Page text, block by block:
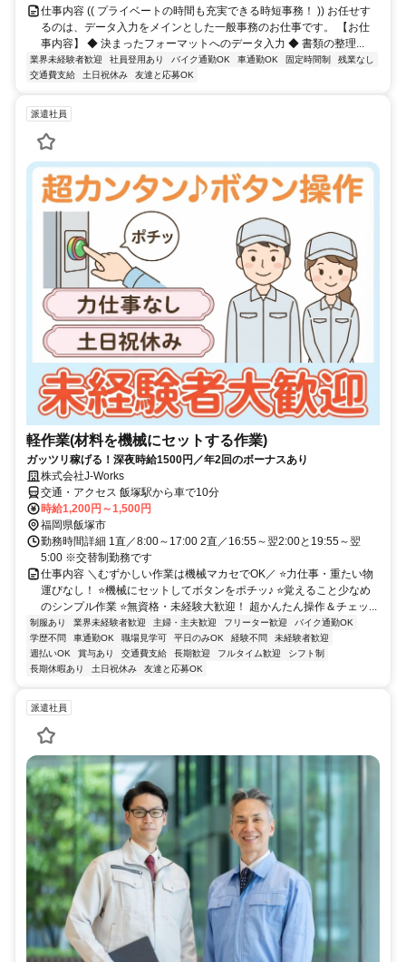
仕事内容 (( プライベートの時間も充実できる時短事務！ )) お任せす
るのは、データ入力をメインとした一般事務のお仕事です。 【お仕
事内容】 ◆ 決まったフォーマットへのデータ入力 ◆ 書類の整理...
業界未経験者歓迎 社員登用あり バイク通勤OK 車通勤OK 固定時間制
残業なし
交通費支給
土日祝休み 友達と応募OK
派遣社員
軽作業(材料を機械にセットする作業)
ガッツリ稼げる！深夜時給1500円／年2回のボーナスあり
株式会社J-Works
交通・アクセス 飯塚駅から車で10分
時給1,200円～1,500円
福岡県飯塚市
勤務時間詳細 1直／8:00～17:00 2直／16:55～翌2:00と19:55～翌
5:00 ※交替制勤務です
仕事内容 ＼むずかしい作業は機械マカセでOK／ ⭐力仕事・重たい物
運びなし！ ⭐機械にセットしてボタンをポチッ♪ ⭐覚えること少なめ
のシンプル作業 ⭐無資格・未経験大歓迎！ 超かんたん操作＆チェッ...
制服あり 業界未経験者歓迎 主婦・主夫歓迎 フリーター歓迎
バイク通勤OK
学歴不問
車通勤OK 職場見学可 平日のみOK 経験不問
未経験者歓迎
週払いOK
賞与あり 交通費支給 長期歓迎 フルタイム歓迎
シフト制
長期休暇あり
土日祝休み 友達と応募OK
派遣社員